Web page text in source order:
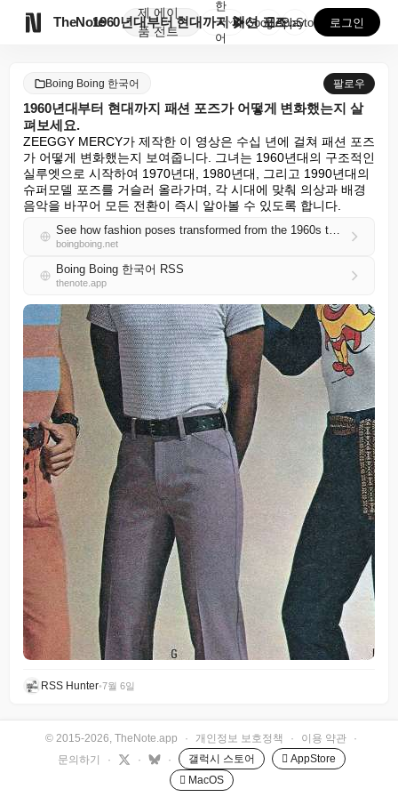
TheNote
제
품
에이
전트
1960년대부터 현대까지 패션 포즈가 어떻게 변화했는지...
한
국
어
GooglePlay
AppStore 로그인
Boing Boing 한국어 팔로우
1960년대부터 현대까지 패션 포즈가 어떻게 변화했는지 살
펴보세요.
ZEEGGY MERCY가 제작한 이 영상은 수십 년에 걸쳐 패션 포즈
가 어떻게 변화했는지 보여줍니다. 그녀는 1960년대의 구조적인
실루엣으로 시작하여 1970년대, 1980년대, 그리고 1990년대의
슈퍼모델 포즈를 거슬러 올라가며, 각 시대에 맞춰 의상과 배경
음악을 바꾸어 모든 전환이 즉시 알아볼 수 있도록 합니다.
See how fashion poses transformed from the 1960s to the modern day
boingboing.net
Boing Boing 한국어 RSS
thenote.app
RSS Hunter•7월 6일
© 2015-2026, TheNote.app · 개인정보 보호정책 · 이용 약관
·
문의하기
· · · 갤럭시 스토어
 AppStore
 MacOS